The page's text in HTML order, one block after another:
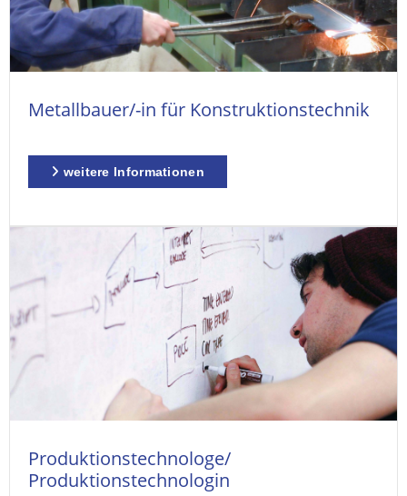
Metallbauer/-in für Konstruktionstechnik
weitere Informationen
Produktionstechnologe/
Produktionstechnologin